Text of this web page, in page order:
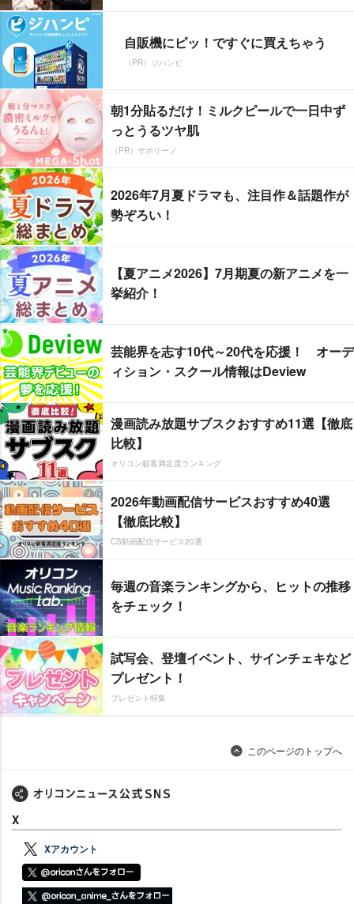
自販機にピッ！ですぐに買えちゃう
（PR）ジハンピ
朝1分貼るだけ！ミルクピールで一日中ず
っとうるツヤ肌
（PR）サボリーノ
2026年7月夏ドラマも、注目作＆話題作が
勢ぞろい！
【夏アニメ2026】7月期夏の新アニメを一
挙紹介！
芸能界を志す10代～20代を応援！ オーデ
ィション・スクール情報はDeview
漫画読み放題サブスクおすすめ11選【徹底
比較】
オリコン顧客満足度ランキング
2026年動画配信サービスおすすめ40選
【徹底比較】
CS動画配信サービス20選
毎週の音楽ランキングから、ヒットの推移
をチェック！
試写会、登壇イベント、サインチェキなど
プレゼント！
プレゼント特集
このページのトップへ
X
Xアカウント